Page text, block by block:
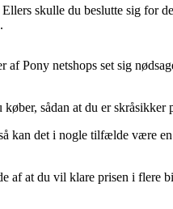
skulle du beslutte sig for
Pony netshops set sig
sådan at du er skråsikker
kan det i nogle tilfælde være
af at du vil klare prisen i flere